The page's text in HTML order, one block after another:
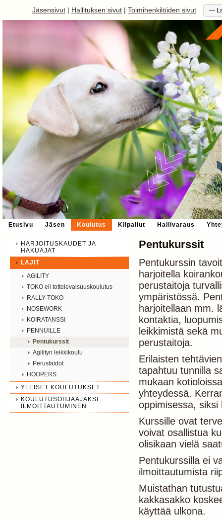
Jäsensivut | Hallituksen sivut | Toimihenkilöiden sivut
Etusivu Jäsen Koulutus Kilpailut Hallivaraus
Pentukurssit
Pentukurssin
harjoitella
perustaitoja
ympäristössä.
harjoitellaan mm.
kontaktia,
leikkimistä sekä
perustaitoja.
Erilaisten
tapahtuu tunnilla
mukaan
yhteydessä.
oppimisessa,
Kurssille ovat
voivat osallistua
olisikaan vielä
Pentukurssilla ei
ilmoittautumista
Muistathan
kakkasakko
käyttää ulkona.
HARJOITUSKAUDET JA
HAKUAJAT
LAJIT
AGILITY
TOKO eli tottelevaisuuskoulutus
RALLY-TOKO
NOSEWORK
KOIRATANSSI
PENNUILLE
Pentukurssit
Agilityn leikkikoulu
Perustaidot
HOOPERS
YLEISET KOULUTUKSET
KOULUTUSOHJAAJAKSI
ILMOITTAUTUMINEN